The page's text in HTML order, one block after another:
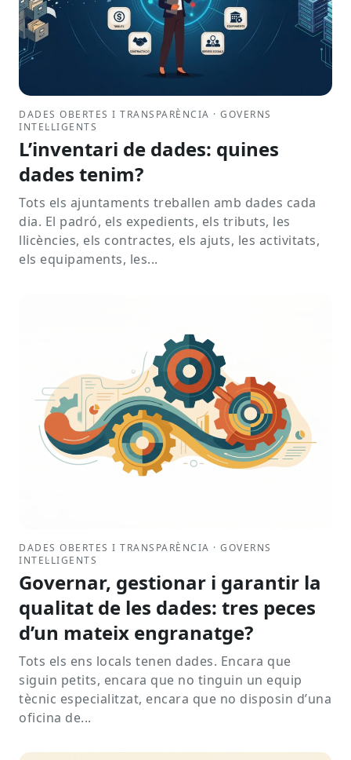
DADES OBERTES I TRANSPARÈNCIA · GOVERNS
INTEL·LIGENTS
L’inventari de dades: quines
dades tenim?
Tots els ajuntaments treballen amb dades cada
dia. El padró, els expedients, els tributs, les
llicències, els contractes, els ajuts, les activitats,
els equipaments, les...
DADES OBERTES I TRANSPARÈNCIA · GOVERNS
INTEL·LIGENTS
Governar, gestionar i garantir la
qualitat de les dades: tres peces
d’un mateix engranatge?
Tots els ens locals tenen dades. Encara que
siguin petits, encara que no tinguin un equip
tècnic especialitzat, encara que no disposin d’una
oficina de...